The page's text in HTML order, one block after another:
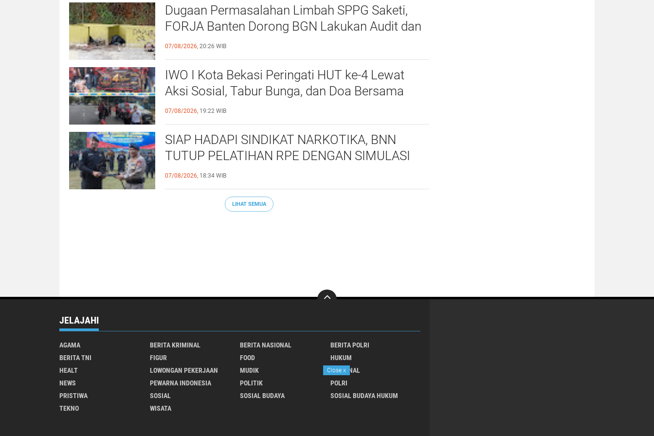
Dugaan Permasalahan Limbah SPPG Saketi,
FORJA Banten Dorong BGN Lakukan Audit dan
Evaluasi Korcam
07/08/2026, 20:26 WIB
IWO I Kota Bekasi Peringati HUT ke-4 Lewat
Aksi Sosial, Tabur Bunga, dan Doa Bersama
untuk Almarhum Anggota
07/08/2026, 19:22 WIB
SIAP HADAPI SINDIKAT NARKOTIKA, BNN
TUTUP PELATIHAN RPE DENGAN SIMULASI
OPERASI TAKTIS
07/08/2026, 18:34 WIB
LIHAT SEMUA
JELAJAHI
AGAMA BERITA KRIMINAL BERITA NASIONAL
BERITA POLRI
BERITA TNI
FIGUR FOOD
HUKUM
HEALT
LOWONGAN PEKERJAAN MUDIK
NASIONAL
NEWS
PEWARNA INDONESIA POLITIK
POLRI
PRISTIWA
SOSIAL SOSIAL BUDAYA
SOSIAL BUDAYA HUKUM
TEKNO
WISATA
Close x